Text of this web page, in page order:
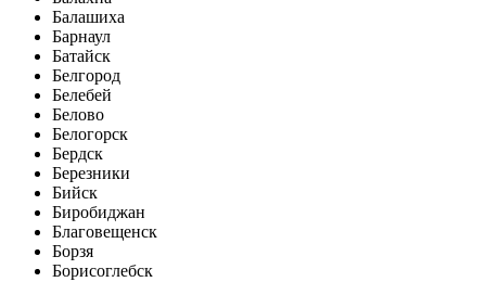
Балашиха
Барнаул
Батайск
Белгород
Белебей
Белово
Белогорск
Бердск
Березники
Бийск
Биробиджан
Благовещенск
Борзя
Борисоглебск